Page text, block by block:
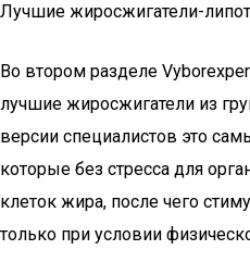
Лучшие жиросжигатели-
Во втором разделе
лучшие жиросжигатели из
версии специалистов это
которые без стресса для
клеток жира, после чего
только при условии